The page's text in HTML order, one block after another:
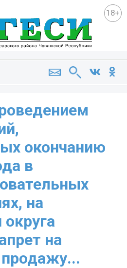
18+
окончанию
в
на
на